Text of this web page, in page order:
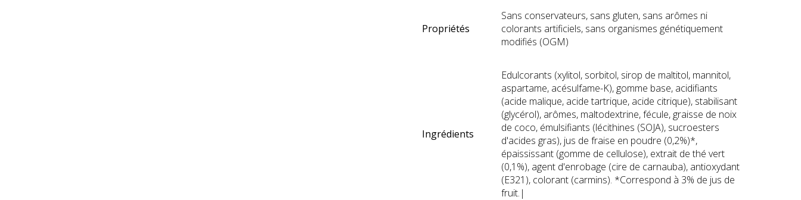
Propriétés
Sans conservateurs, sans gluten, sans arômes ni
colorants artificiels, sans organismes génétiquement
modifiés (OGM)
Ingrédients
Edulcorants (xylitol, sorbitol, sirop de maltitol, mannitol,
aspartame, acésulfame-K), gomme base, acidifiants
(acide malique, acide tartrique, acide citrique), stabilisant
(glycérol), arômes, maltodextrine, fécule, graisse de noix
de coco, émulsifiants (lécithines (SOJA), sucroesters
d'acides gras), jus de fraise en poudre (0,2%)*,
épaississant (gomme de cellulose), extrait de thé vert
(0,1%), agent d'enrobage (cire de carnauba), antioxydant
(E321), colorant (carmins). *Correspond à 3% de jus de
fruit.|